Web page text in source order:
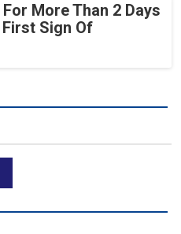
More Than 2 Days
Sign Of